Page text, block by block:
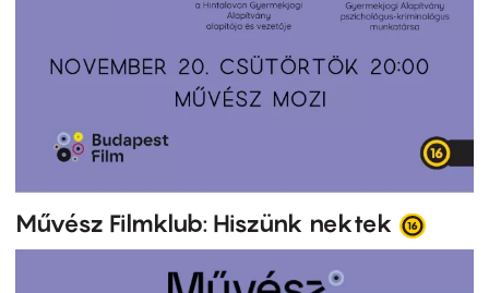
Művész Filmklub: Hiszünk nektek